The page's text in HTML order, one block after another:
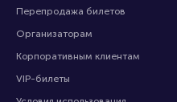
Перепродажа билетов
Организаторам
Корпоративным клиентам
VIP-билеты